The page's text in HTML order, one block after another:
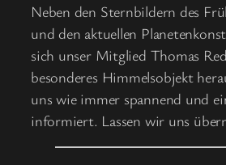
Neben den Sternbildern des
und den aktuellen
sich unser Mitglied Thomas
besonderes Himmelsobjekt
uns wie immer spannend und
informiert. Lassen wir uns